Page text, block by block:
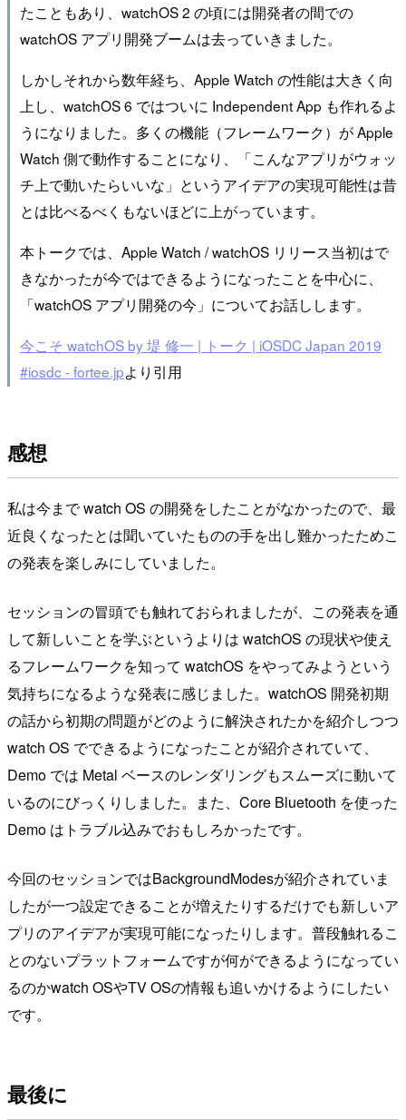
たこともあり、watchOS 2 の頃には開発者の間での
watchOS アプリ開発ブームは去っていきました。
しかしそれから数年経ち、Apple Watch の性能は大きく向
上し、watchOS 6 ではついに Independent App も作れるよ
うになりました。多くの機能（フレームワーク）が Apple
Watch 側で動作することになり、「こんなアプリがウォッ
チ上で動いたらいいな」というアイデアの実現可能性は昔
とは比べるべくもないほどに上がっています。
本トークでは、Apple Watch / watchOS リリース当初はで
きなかったが今ではできるようになったことを中心に、
「watchOS アプリ開発の今」についてお話しします。
今こそ watchOS by 堤 修一 | トーク | iOSDC Japan 2019
#iosdc - fortee.jpより引用
感想
私は今まで watch OS の開発をしたことがなかったので、最
近良くなったとは聞いていたものの手を出し難かったためこ
の発表を楽しみにしていました。
セッションの冒頭でも触れておられましたが、この発表を通
して新しいことを学ぶというよりは watchOS の現状や使え
るフレームワークを知って watchOS をやってみようという
気持ちになるような発表に感じました。watchOS 開発初期
の話から初期の問題がどのように解決されたかを紹介しつつ
watch OS でできるようになったことが紹介されていて、
Demo では Metal ベースのレンダリングもスムーズに動いて
いるのにびっくりしました。また、Core Bluetooth を使った
Demo はトラブル込みでおもしろかったです。
今回のセッションではBackgroundModesが紹介されていま
したが一つ設定できることが増えたりするだけでも新しいア
プリのアイデアが実現可能になったりします。普段触れるこ
とのないプラットフォームですが何ができるようになってい
るのかwatch OSやTV OSの情報も追いかけるようにしたい
です。
最後に